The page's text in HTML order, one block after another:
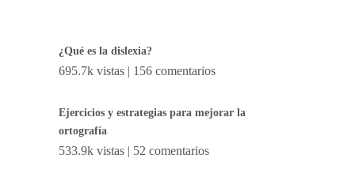
¿Qué es la dislexia?
695.7k vistas | 156 comentarios
Ejercicios y estrategias para mejorar la
ortografía
533.9k vistas | 52 comentarios